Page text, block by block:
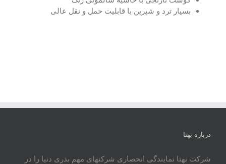
بسیار ترد و شیرین با قابلیت حمل و نقل عالی
درباره بهتا
شرکت بهتا نمایندگی انحصاری شرکتهای مهم بذری دنیا را در